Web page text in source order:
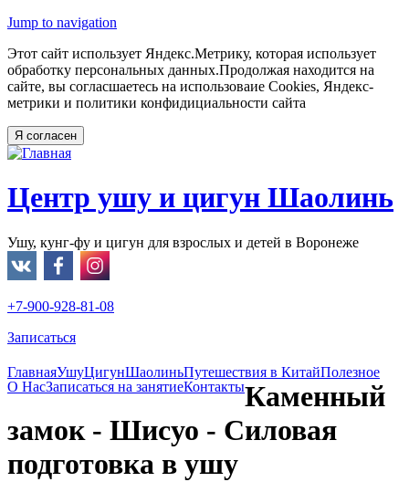
Jump to navigation
Этот сайт использует Яндекс.Метрику, которая использует
обработку персональных данных.Продолжая находится на
сайте, вы согласшаетесь на использоваие Cookies, Яндекс-
метрики и политики конфидициальности сайта
Центр ушу и цигун Шаолинь
Ушу, кунг-фу и цигун для взрослых и детей в Воронеже
+7-900-928-81-08
Записаться
ГлавнаяУшуЦигунШаолиньПутешествия в КитайПолезное
O НасЗаписаться на занятиеКонтактыКаменный
замок - Шисуо - Силовая
подготовка в ушу